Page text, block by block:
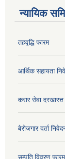
न्यायिक
तहवृद्धि फारम
आर्थिक सहायता
करार सेवा दरखास्त
बेरोजगार दर्ता
सम्पति विवरण फारम